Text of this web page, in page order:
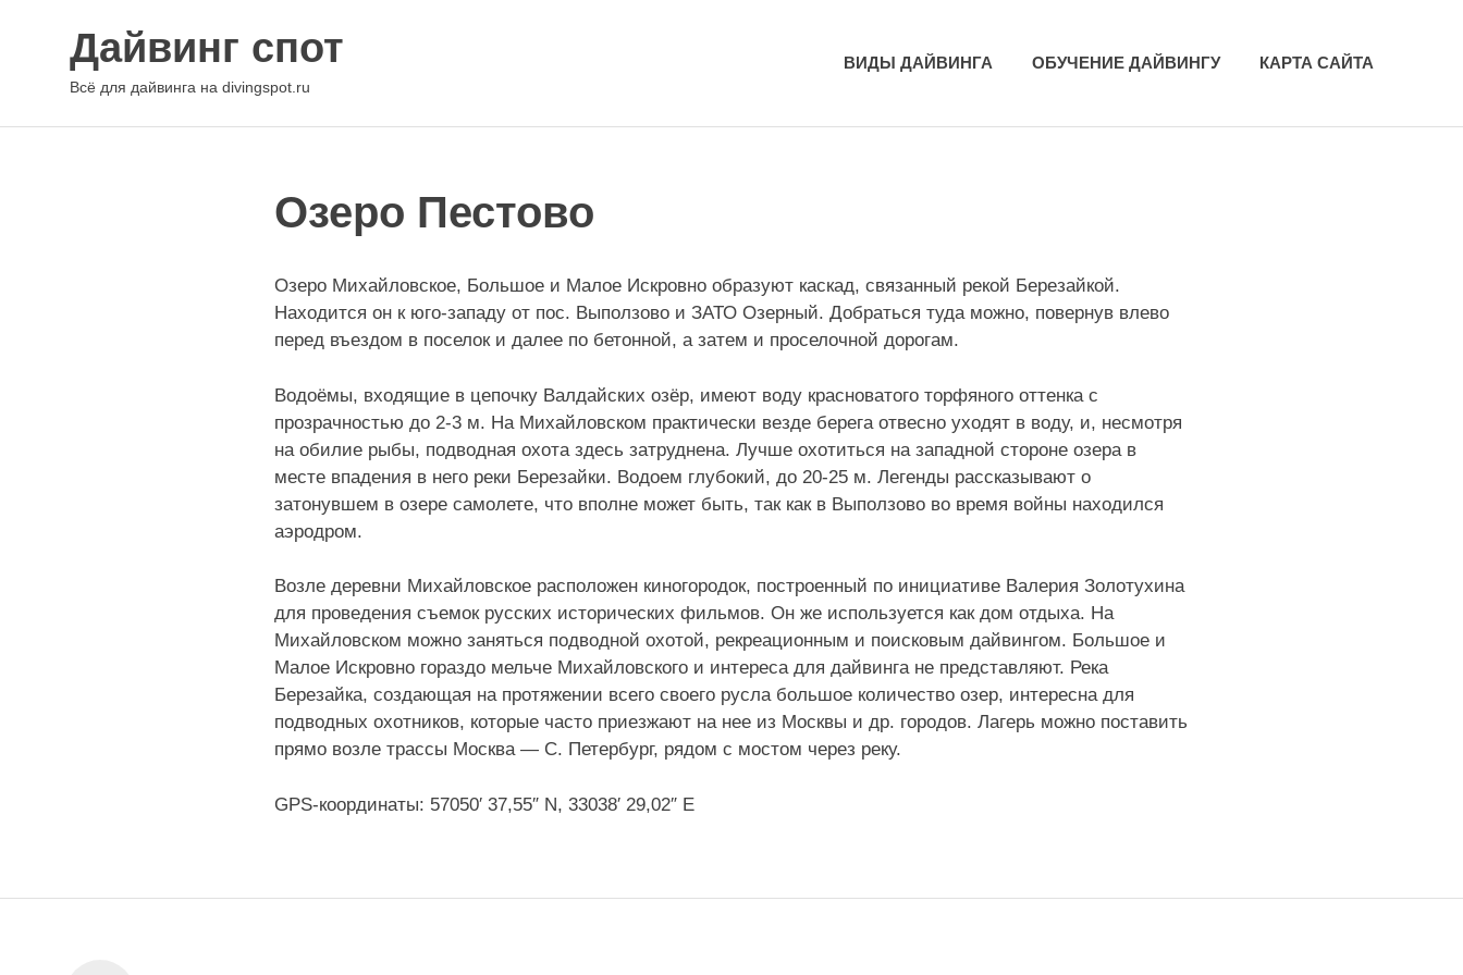
содержимомуДайвинг спот
Всё для дайвинга на divingspot.ru
ВИДЫ ДАЙВИНГА ОБУЧЕНИЕ ДАЙВИНГУ КАРТА САЙТА
Озеро Пестово
Озеро Михайловское, Большое и Малое Искровно образуют каскад, связанный рекой Березайкой.
Находится он к юго-западу от пос. Выползово и ЗАТО Озерный. Добраться туда можно, повернув влево
перед въездом в поселок и далее по бетонной, а затем и проселочной дорогам.
Водоёмы, входящие в цепочку Валдайских озёр, имеют воду красноватого торфяного оттенка с
прозрачностью до 2-3 м. На Михайловском практически везде берега отвесно уходят в воду, и, несмотря
на обилие рыбы, подводная охота здесь затруднена. Лучше охотиться на западной стороне озера в
месте впадения в него реки Березайки. Водоем глубокий, до 20-25 м. Легенды рассказывают о
затонувшем в озере самолете, что вполне может быть, так как в Выползово во время войны находился
аэродром.
Возле деревни Михайловское расположен киногородок, построенный по инициативе Валерия Золотухина
для проведения съемок русских исторических фильмов. Он же используется как дом отдыха. На
Михайловском можно заняться подводной охотой, рекреационным и поисковым дайвингом. Большое и
Малое Искровно гораздо мельче Михайловского и интереса для дайвинга не представляют. Река
Березайка, создающая на протяжении всего своего русла большое количество озер, интересна для
подводных охотников, которые часто приезжают на нее из Москвы и др. городов. Лагерь можно поставить
прямо возле трассы Москва — С. Петербург, рядом с мостом через реку.
GPS-координаты: 57050′ 37,55″ N, 33038′ 29,02″ E